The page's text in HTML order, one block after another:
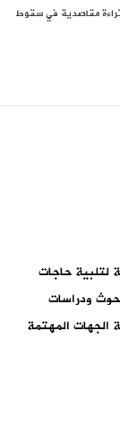
مقاصدية في سقوط
لتلبية حاجات
ودراسات
المهتمة